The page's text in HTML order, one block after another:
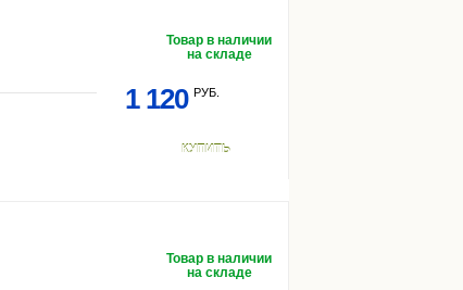
Товар в наличии
на складе
1 120 РУБ.
КУПИТЬ
Товар в наличии
на складе